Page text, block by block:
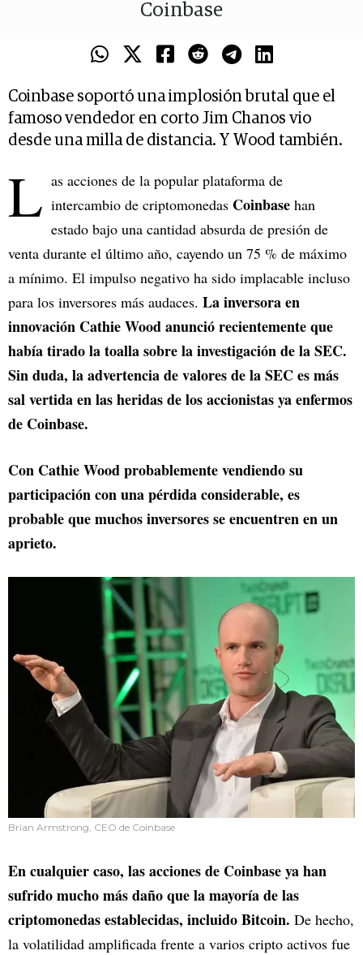
Coinbase
Coinbase soportó una implosión brutal que el
famoso vendedor en corto Jim Chanos vio
desde una milla de distancia. Y Wood también.
L as acciones de la popular plataforma de
intercambio de criptomonedas Coinbase han
estado bajo una cantidad absurda de presión de
venta durante el último año, cayendo un 75 % de máximo
a mínimo. El impulso negativo ha sido implacable incluso
para los inversores más audaces. La inversora en
innovación Cathie Wood anunció recientemente que
había tirado la toalla sobre la investigación de la SEC.
Sin duda, la advertencia de valores de la SEC es más
sal vertida en las heridas de los accionistas ya enfermos
de Coinbase.
Con Cathie Wood probablemente vendiendo su
participación con una pérdida considerable, es
probable que muchos inversores se encuentren en un
aprieto.
Brian Armstrong, CEO de Coinbase
En cualquier caso, las acciones de Coinbase ya han
sufrido mucho más daño que la mayoría de las
criptomonedas establecidas, incluido Bitcoin. De hecho,
la volatilidad amplificada frente a varios cripto activos fue